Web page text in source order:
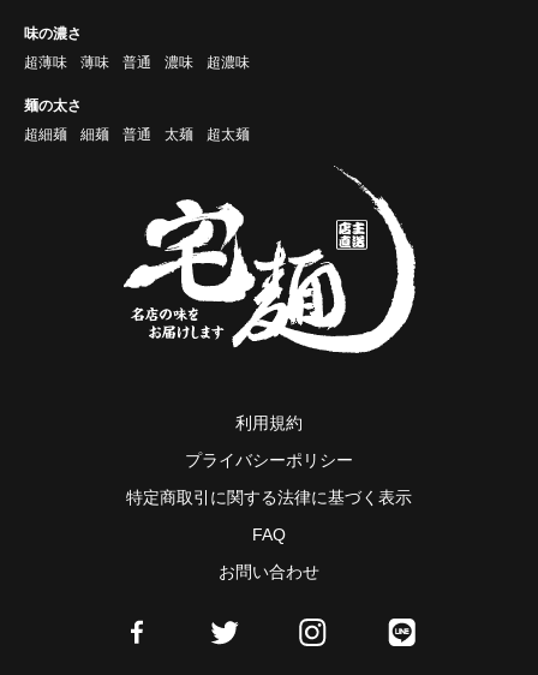
味の濃さ
超薄味
薄味 普通 濃味 超濃味
麺の太さ
超細麺
細麺 普通 太麺 超太麺
利用規約
プライバシーポリシー
特定商取引に関する法律に基づく表示
FAQ
お問い合わせ